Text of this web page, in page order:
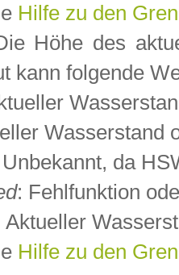
Hilfe zu den
Höhe des
kann folgende
Wasserstand
Unbekannt, da
: Fehlfunktion
Aktueller
Hilfe zu den